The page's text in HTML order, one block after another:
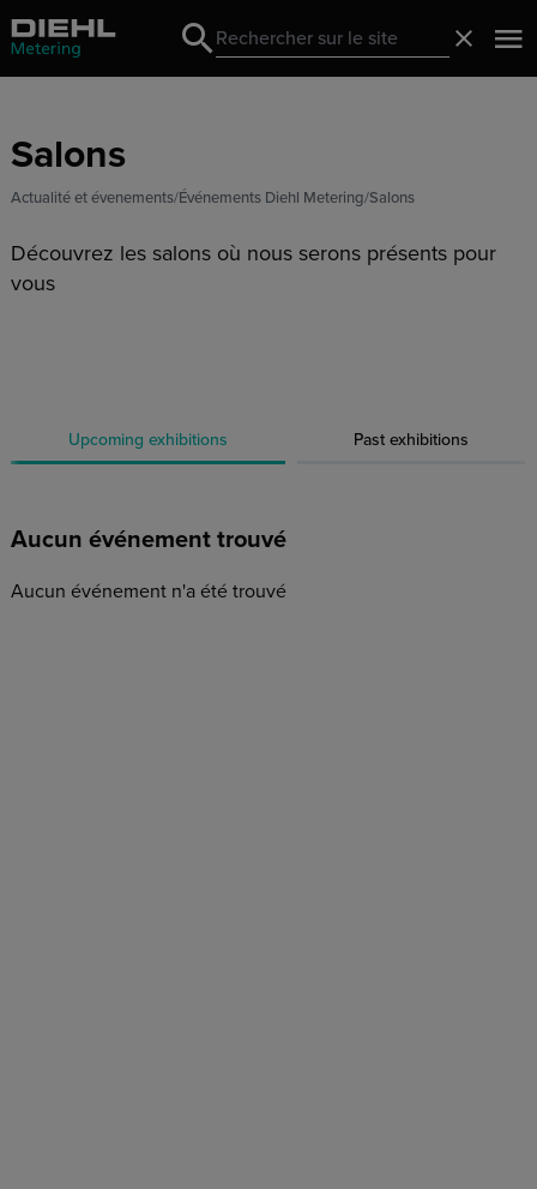
Search
Search
Salons
Actualité et évenements Événements Diehl Metering Salons
Découvrez les salons où nous serons présents pour
vous
Upcoming exhibitions Past exhibitions
Aucun événement trouvé
Aucun événement n'a été trouvé